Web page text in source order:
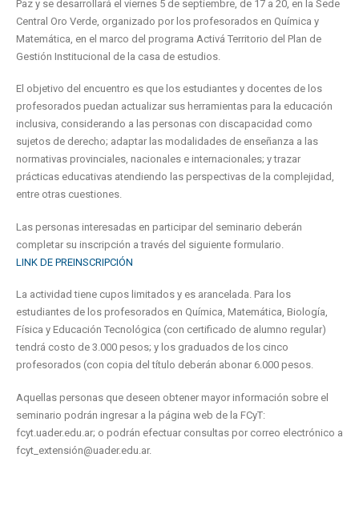
Paz y se desarrollará el viernes 5 de septiembre, de 17 a 20, en la Sede
Central Oro Verde, organizado por los profesorados en Química y
Matemática, en el marco del programa Activá Territorio del Plan de
Gestión Institucional de la casa de estudios.
El objetivo del encuentro es que los estudiantes y docentes de los
profesorados puedan actualizar sus herramientas para la educación
inclusiva, considerando a las personas con discapacidad como
sujetos de derecho; adaptar las modalidades de enseñanza a las
normativas provinciales, nacionales e internacionales; y trazar
prácticas educativas atendiendo las perspectivas de la complejidad,
entre otras cuestiones.
Las personas interesadas en participar del seminario deberán
completar su inscripción a través del siguiente formulario.
LINK DE PREINSCRIPCIÓN
La actividad tiene cupos limitados y es arancelada. Para los
estudiantes de los profesorados en Química, Matemática, Biología,
Física y Educación Tecnológica (con certificado de alumno regular)
tendrá costo de 3.000 pesos; y los graduados de los cinco
profesorados (con copia del título deberán abonar 6.000 pesos.
Aquellas personas que deseen obtener mayor información sobre el
seminario podrán ingresar a la página web de la FCyT:
fcyt.uader.edu.ar; o podrán efectuar consultas por correo electrónico a
fcyt_extensión@uader.edu.ar.